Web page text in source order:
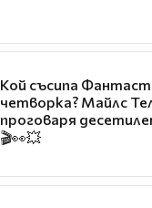
Кой съсипа
четворка? Майлс
проговаря
🎬👀💥